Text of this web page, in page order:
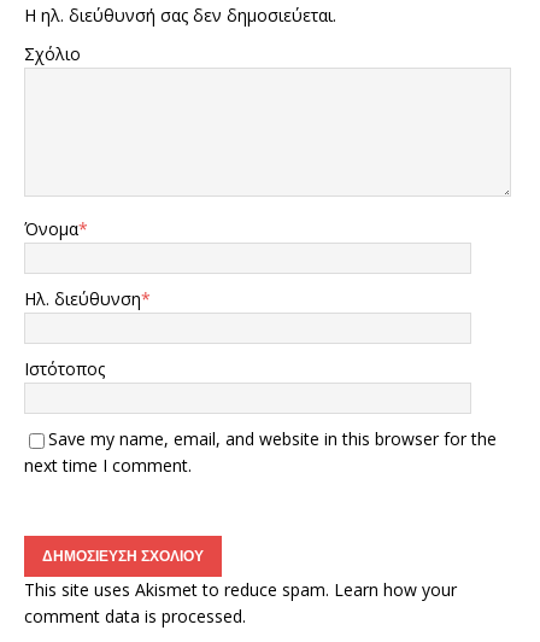
Η ηλ. διεύθυνσή σας δεν δημοσιεύεται.
Σχόλιο
Όνομα*
Ηλ. διεύθυνση*
Ιστότοπος
Save my name, email, and website in this browser for the
next time I comment.
This site uses Akismet to reduce spam. Learn how your
comment data is processed.